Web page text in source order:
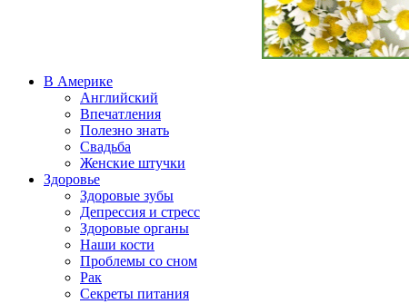
В Америке
Английский
Впечатления
Полезно знать
Свадьба
Женские штучки
Здоровье
Здоровые зубы
Депрессия и стресс
Здоровые органы
Наши кости
Проблемы со сном
Рак
Секреты питания